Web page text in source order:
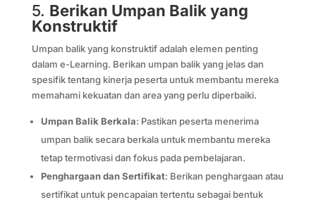
5. Berikan Umpan Balik yang
Konstruktif
Umpan balik yang konstruktif adalah elemen penting
dalam e-Learning. Berikan umpan balik yang jelas dan
spesifik tentang kinerja peserta untuk membantu mereka
memahami kekuatan dan area yang perlu diperbaiki.
Umpan Balik Berkala: Pastikan peserta menerima
umpan balik secara berkala untuk membantu mereka
tetap termotivasi dan fokus pada pembelajaran.
Penghargaan dan Sertifikat: Berikan penghargaan atau
sertifikat untuk pencapaian tertentu sebagai bentuk